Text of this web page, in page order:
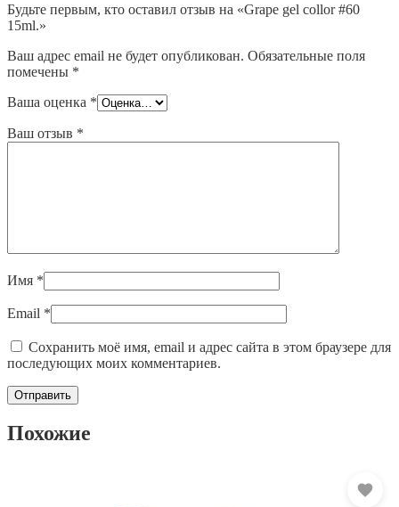
Будьте первым, кто оставил отзыв на «Grape gel collor #60
15ml.»
Ваш адрес email не будет опубликован. Обязательные поля
помечены *
Ваша оценка *
Ваш отзыв *
Имя *
Email *
Сохранить моё имя, email и адрес сайта в этом браузере для
последующих моих комментариев.
Похожие